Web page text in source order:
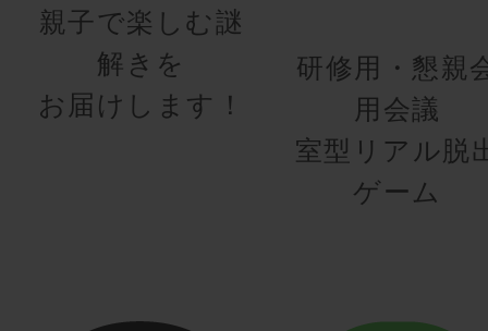
親子で楽しむ謎
解きを
お届けします！
研修用・懇親
用会議
室型リアル脱
ゲーム